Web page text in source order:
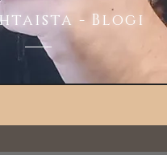
- Blogi